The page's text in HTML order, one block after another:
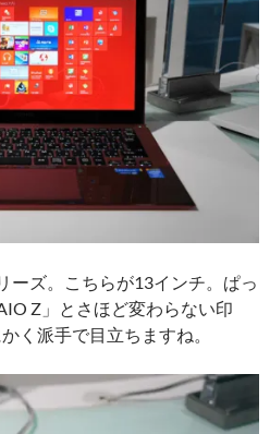
ーズ。こちらが13インチ。ぱっ
Z」とさほど変わらない印
く派手で目立ちますね。